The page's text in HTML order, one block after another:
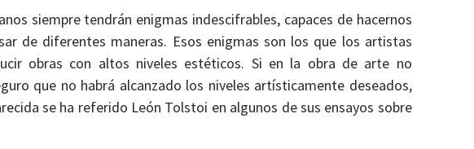
siempre tendrán enigmas indescifrables, capaces de hacernos
de diferentes maneras. Esos enigmas son los que los artistas
obras con altos niveles estéticos. Si en la obra de arte no
que no habrá alcanzado los niveles artísticamente deseados,
se ha referido León Tolstoi en algunos de sus ensayos sobre